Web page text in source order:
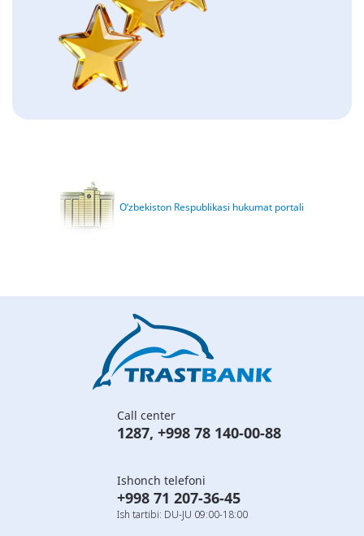
O‘zbekiston Respublikasi hukumat portali
Call center
1287, +998 78 140-00-88
Ishonch telefoni
+998 71 207-36-45
Ish tartibi: DU-JU 09:00-18:00